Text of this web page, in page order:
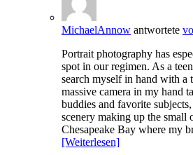
MichaelAnnow antwortete
Portrait photography has
spot in our regimen. As a
search myself in hand with
massive camera in my hand
buddies and favorite
scenery making up the small
Chesapeake Bay where my
[Weiterlesen]